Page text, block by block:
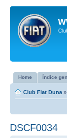
Home Índice
Club Fiat Duna »
DSCF0034